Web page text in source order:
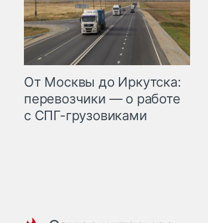
От Москвы до Иркутска:
перевозчики — о работе
с СПГ-грузовиками